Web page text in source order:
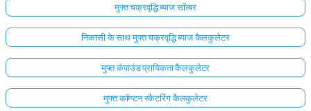
मुफ्त चक्रवृद्धि ब्याज सॉल्वर
निकासी के साथ मुफ्त चक्रवृद्धि ब्याज कैलकुलेटर
मुफ्त कंपाउंड प्रायिकता कैलकुलेटर
मुफ्त कॉम्प्टन स्कैटरिंग कैलकुलेटर